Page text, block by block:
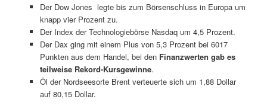
Der Dow Jones legte bis zum Börsenschluss in Europa um
knapp vier Prozent zu.
Der Index der Technologiebörse Nasdaq um 4,5 Prozent.
Der Dax ging mit einem Plus von 5,3 Prozent bei 6017
Punkten aus dem Handel, bei den Finanzwerten gab es
teilweise Rekord-Kursgewinne.
Öl der Nordseesorte Brent verteuerte sich um 1,88 Dollar
auf 80,15 Dollar.